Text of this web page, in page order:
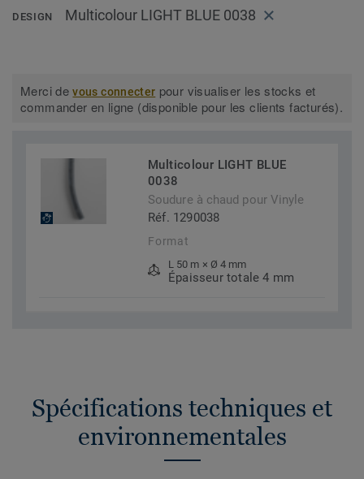
DESIGN Multicolour LIGHT BLUE 0038
Merci devous connecter pour visualiser les stocks et
commander en ligne (disponible pour les clients facturés).
Multicolour LIGHT BLUE
0038
Soudure à chaud pour Vinyle
Réf. 1290038
Format
L 50 m × Ø 4 mm
Épaisseur totale 4 mm
Spécifications techniques et
environnementales